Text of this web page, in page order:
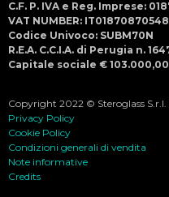
C.F. P. IVA e Reg. Imprese:
VAT NUMBER: IT01870870548
Codice Univoco: SUBM70N
R.E.A. C.C.I.A. di Perugia n.
Capitale sociale € 103.000,00
Copyright 2022 © Steroglass S.r.l.
Privacy Policy
Cookie Policy
Condizioni generali di vendita
Note informative
Credits